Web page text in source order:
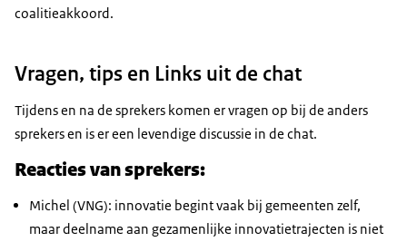
coalitieakkoord.
Vragen, tips en Links uit de chat
Tijdens en na de sprekers komen er vragen op bij de anders
sprekers en is er een levendige discussie in de chat.
Reacties van sprekers:
Michel (VNG): innovatie begint vaak bij gemeenten zelf,
maar deelname aan gezamenlijke innovatietrajecten is niet